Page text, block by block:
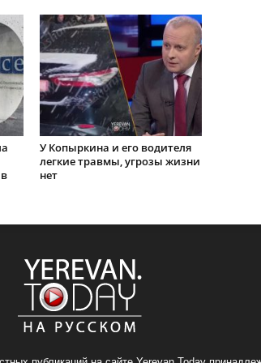
У Копыркина и его водителя
легкие травмы, угрозы жизни
нет